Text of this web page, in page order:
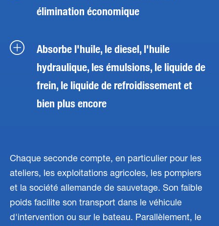
élimination économique
Absorbe l'huile, le diesel, l'huile
hydraulique, les émulsions, le liquide de
frein, le liquide de refroidissement et
bien plus encore
Chaque seconde compte, en particulier pour les
ateliers, les exploitations agricoles, les pompiers
et la société allemande de sauvetage. Son faible
poids facilite son transport dans le véhicule
d'intervention ou sur le bateau. Parallèlement, le